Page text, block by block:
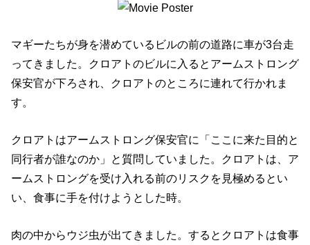
マギーたちが身を潜めているビルの前の道路に車が3台走
ってきました。クロアトのビルに入るとアームストロング
保安官が下ろされ、クロアトのところに連れて行かれま
す。
クロアトはアームストロング保安官に「ここに来た目的と
同行者が誰なのか」と質問していました。クロアトは、ア
ームストロングを受け入れる前のリスクを見極めるとい
い、食事に手を付けようとした時。
肉の中からウジ虫が出てきました。するとクロアトは食事